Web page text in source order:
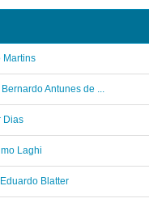
Martins
Antunes de ...
Dias
Laghi
Blatter